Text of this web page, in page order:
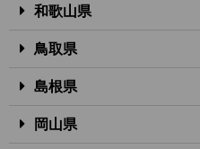
和歌山県
鳥取県
島根県
岡山県